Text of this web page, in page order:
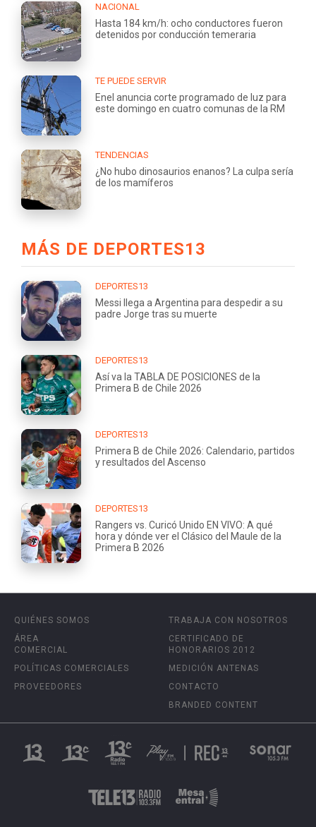
NACIONAL
Hasta 184 km/h: ocho conductores fueron
detenidos por conducción temeraria
TE PUEDE SERVIR
Enel anuncia corte programado de luz para
este domingo en cuatro comunas de la RM
TENDENCIAS
¿No hubo dinosaurios enanos? La culpa sería
de los mamíferos
MÁS DE DEPORTES13
DEPORTES13
Messi llega a Argentina para despedir a su
padre Jorge tras su muerte
DEPORTES13
Así va la TABLA DE POSICIONES de la
Primera B de Chile 2026
DEPORTES13
Primera B de Chile 2026: Calendario, partidos
y resultados del Ascenso
DEPORTES13
Rangers vs. Curicó Unido EN VIVO: A qué
hora y dónde ver el Clásico del Maule de la
Primera B 2026
QUIÉNES SOMOS
ÁREA
COMERCIAL
POLÍTICAS COMERCIALES
PROVEEDORES
TRABAJA CON NOSOTROS
CERTIFICADO DE
HONORARIOS 2012
MEDICIÓN ANTENAS
CONTACTO
BRANDED CONTENT